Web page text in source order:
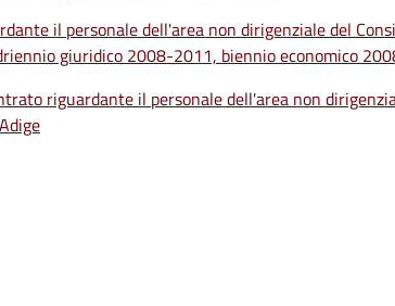
il personale dell'area non dirigenziale del
giuridico 2008-2011, biennio economico
riguardante il personale dell'area non